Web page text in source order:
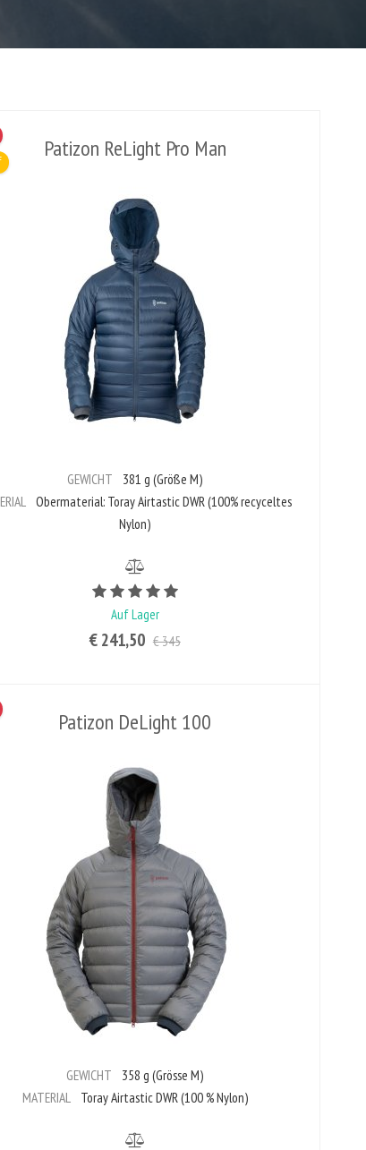
Patizon ReLight Pro Man
GEWICHT
381 g (Größe M)
Obermaterial: Toray Airtastic DWR (100% recyceltes
Nylon)
Auf Lager
€ 241,50 € 345
Patizon DeLight 100
GEWICHT
358 g (Grösse M)
MATERIAL
Toray Airtastic DWR (100 % Nylon)